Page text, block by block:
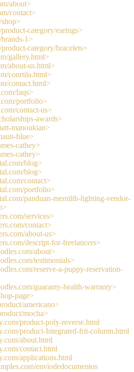
about>
contact>
category/earings>
1>
category/bracelets>
gallery.html>
about-us.html>
courtila.html>
contact.html>
faqs>
portfolio>
contact-us>
awards>
manoukian>
blue>
cathey>
cathey>
blog>
blog>
contact>
portfolio>
panduan-memilih-lighting-vendor-
services>
contact>
about-us>
descript-for-freelancers>
about>
testimonials>
reserve-a-puppy-reservation-
guaranty-health-warranty>
page>
americano>
mocha>
product-poly-reverse.html
product-Integrated-frit-column.html
about.html
contact.html
applications.html
enviodedocumentos